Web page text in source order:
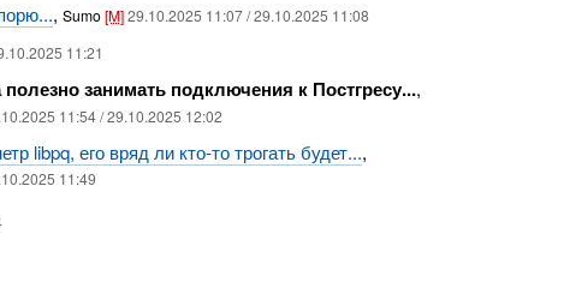
,Sumo[M]29.10.2025 11:07 / 29.10.2025 11:08
11:21
полезно занимать подключения к Постгресу...,
11:54 / 29.10.2025 12:02
libpq, его вряд ли кто-то трогать будет...,
11:49